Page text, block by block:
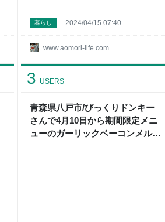
www.aomori-life.com
暮らし 2024/04/15 07:40
青森県八戸市/びっくりドンキー
さんで4月10日から期間限定メニ
ューのガーリックベーコンメルテ
3 USERS